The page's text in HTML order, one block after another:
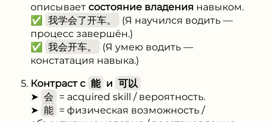
описывает состояние владения навыком.
✅
我学会了开车。
(Я научился водить —
процесс завершён.)
✅
我会开车。
(Я умею водить —
констатация навыка.)
Контраст с 能 и 可以
➤ 会 = acquired skill / вероятность.
➤ 能 = физическая возможность /